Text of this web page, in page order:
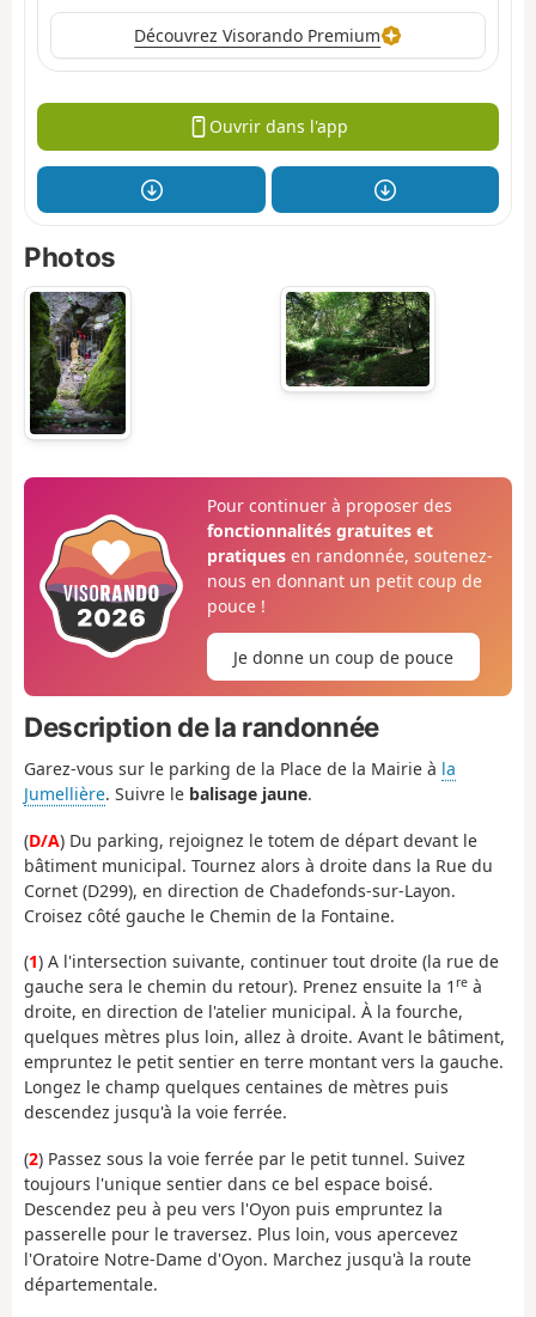
Découvrez Visorando Premium
Ouvrir dans l'app
Photos
Pour continuer à proposer des
fonctionnalités gratuites et
pratiquesen randonnée, soutenez-
nous en donnant un petit coup de
pouce !
Je donne un coup de pouce
Description de la randonnée
Garez-vous sur le parking de la Place de la Mairie à la
Jumellière. Suivre le balisage jaune.
(D/A) Du parking, rejoignez le totem de départ devant le
bâtiment municipal. Tournez alors à droite dans la Rue du
Cornet (D299), en direction de Chadefonds-sur-Layon.
Croisez côté gauche le Chemin de la Fontaine.
(1) A l'intersection suivante, continuer tout droite (la rue de
gauche sera le chemin du retour). Prenez ensuite la 1 re à
droite, en direction de l'atelier municipal. À la fourche,
quelques mètres plus loin, allez à droite. Avant le bâtiment,
empruntez le petit sentier en terre montant vers la gauche.
Longez le champ quelques centaines de mètres puis
descendez jusqu'à la voie ferrée.
(2) Passez sous la voie ferrée par le petit tunnel. Suivez
toujours l'unique sentier dans ce bel espace boisé.
Descendez peu à peu vers l'Oyon puis empruntez la
passerelle pour le traversez. Plus loin, vous apercevez
l'Oratoire Notre-Dame d'Oyon. Marchez jusqu'à la route
départementale.